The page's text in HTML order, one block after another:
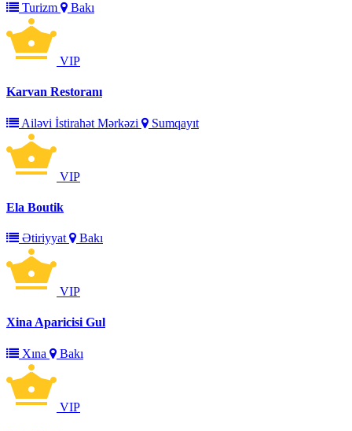
Turizm Bakı
VIP
Karvan Restoranı
Ailəvi İstirahət Mərkəzi Sumqayıt
VIP
Ela Boutik
Ətiriyyat Bakı
VIP
Xina Aparicisi Gul
Xına Bakı
VIP